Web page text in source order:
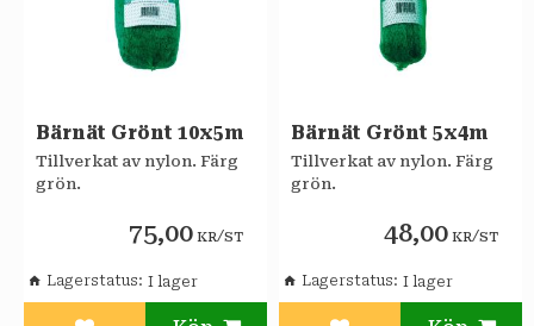
Bärnät Grönt 10x5m
Tillverkat av nylon. Färg
grön.
75,00 KR/ST
Lagerstatus
Bärnät Grönt 5x4m
Tillverkat av nylon. Färg
grön.
48,00 KR/ST
Lagerstatus